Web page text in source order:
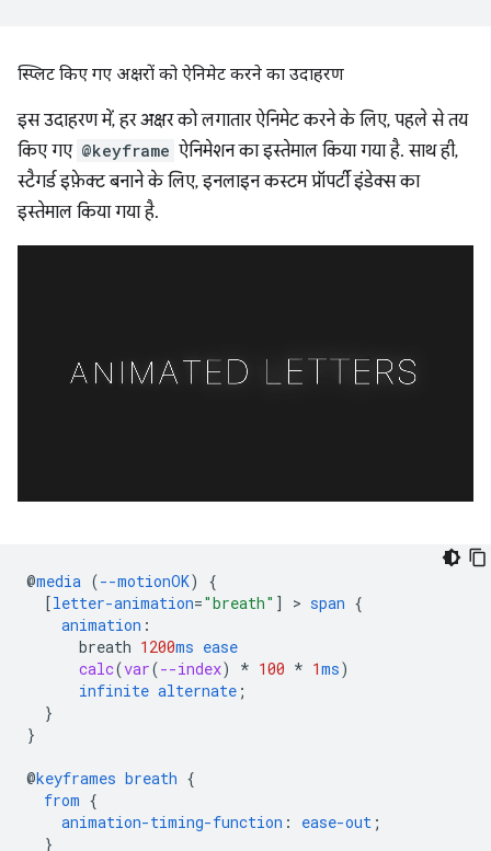
स्प्लिट किए गए अक्षरों को ऐनिमेट करने का उदाहरण
इस उदाहरण में, हर अक्षर को लगातार ऐनिमेट करने के लिए, पहले से तय
किए गए @keyframe ऐनिमेशन का इस्तेमाल किया गया है. साथ ही,
स्टैगर्ड इफ़ेक्ट बनाने के लिए, इनलाइन कस्टम प्रॉपर्टी इंडेक्स का
इस्तेमाल किया गया है.
@media (--motionOK)
{
[letter-animation="breath" ] > span {
animation :
breath 1200ms ease
calc(var(--index) * 100 * 1ms)
infinite alternate ;
}
}
@keyframes breath {
from {
animation-timing-function : ease-out ;
}